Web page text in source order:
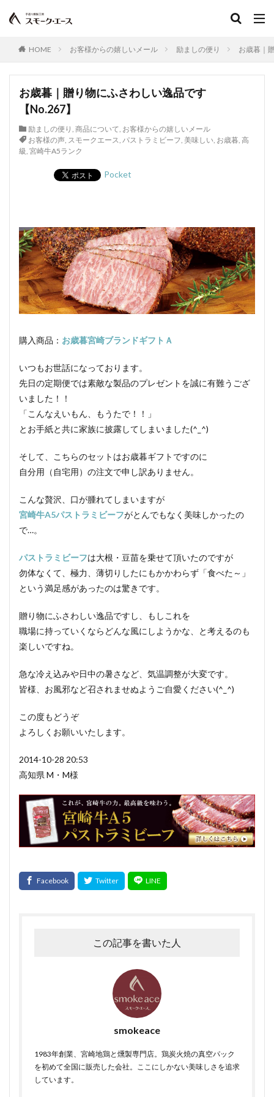
食品衛生法
お中元
monoマガジン
くいしんぼ倶楽部
イタリアン
大雨
大雪 遅延 同梱 追加
Tanto
宮崎名物
ABCマガジン
せせり香草焼
宮崎地頭鶏ももスモーク
イタリアンサラミ
パスタ
ポラロイド
レビュー 消毒
賞味期間
官能検査
クリーンパック 三枚肉
残留農薬
シーズニング
塩づけ 塩抜き
湿塩せき法
湿度
子豚
魚肉ソーセージ
クックドソーセージ
クックドハム
無菌包装
サワーハム
グルタミン酸ナトリウム
混合プレスハム
コンビーフ
サウザンホットソーセージ
カントリースタイル
酸化
サマーソーセージ
焼き加減
サイレントカッター
くん煙室
殺菌釜
殺菌灯
ショートホーン
軍鶏
ジャンボン・ブラン・ドゥ・パリ
シューソーセージ
充填
シュバルツベルダーブラスト
シュペックブルスト
ショートカットハム
ショートプレート
鶏炭火焼レア－
スモークソフトベーコン
ボジョレーセット
検索
HOME お客様からの嬉しいメール 励ましの便り お歳暮｜
お歳暮｜贈り物にふさわしい逸品です
【No.267】
励ましの便り , 商品について, お客様からの嬉しいメール
お客様の声, スモークエース, パストラミビーフ, 美味しい, お歳暮, 高
級, 宮崎牛A5ランク
Pocket
購入商品： お歳暮宮崎ブランドギフトＡ
いつもお世話になっております。
先日の定期便では素敵な製品のプレゼントを誠に有難うござ
いました！！
「こんなえいもん、もうたで！！」
とお手紙と共に家族に披露してしまいました(^_^)
そして、こちらのセットはお歳暮ギフトですのに
自分用（自宅用）の注文で申し訳ありません。
こんな贅沢、口が腫れてしまいますが
宮崎牛A5パストラミビーフがとんでもなく美味しかったの
で…。
パストラミビーフは大根・豆苗を乗せて頂いたのですが
勿体なくて、極力、薄切りしたにもかかわらず「食べた～」
という満足感があったのは驚きです。
贈り物にふさわしい逸品ですし、もしこれを
職場に持っていくならどんな風にしようかな、と考えるのも
楽しいですね。
急な冷え込みや日中の暑さなど、気温調整が大変です。
皆様、お風邪など召されませぬようご自愛ください(^_^)
この度もどうぞ
よろしくお願いいたします。
2014-10-28 20:53
高知県 M・M様
この記事を書いた人
smokeace
1983年創業、宮崎地鶏と燻製専門店。鶏炭火焼の真空パック
を初めて全国に販売した会社。ここにしかない美味しさを追求
しています。